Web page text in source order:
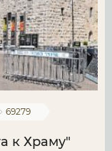
69279
к Храму"